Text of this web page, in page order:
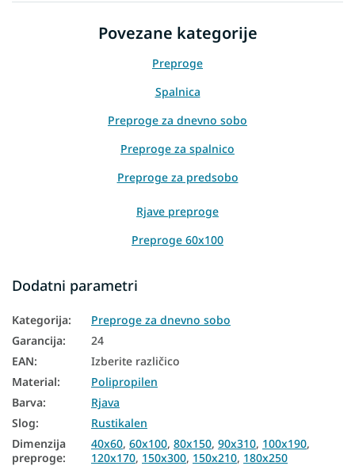
Povezane kategorije
Preproge
Spalnica
Preproge za dnevno sobo
Preproge za spalnico
Preproge za predsobo
Rjave preproge
Preproge 60x100
Preproge 200x300
Preproge 300x400
Preproge 400x500
Preproge 250x350
Dodatni parametri
Kategorija:
Preproge za dnevno sobo
Garancija:
24
EAN:
Izberite različico
Material:
Polipropilen
Barva:
Rjava
Slog:
Rustikalen
Dimenzija
preproge:
40x60, 60x100, 80x150, 90x310, 100x190,
120x170, 150x300, 150x210, 180x250